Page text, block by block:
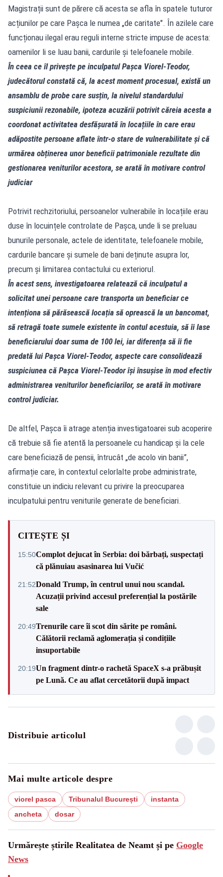
Magistrații sunt de părere că acesta se afla în spatele tuturor
acțiunilor pe care Pașca le numea „de caritate". În azilele care
funcționau ilegal erau reguli interne stricte impuse de acesta:
oamenilor li se luau banii, cardurile și telefoanele mobile.
În ceea ce îl privește pe inculpatul Pașca Viorel-Teodor,
judecătorul constată că, la acest moment procesual, există un
ansamblu de probe care susțin, la nivelul standardului
suspiciunii rezonabile, ipoteza acuzării potrivit căreia acesta a
coordonat activitatea desfășurată în locațiile în care erau
adăpostite persoane aflate într-o stare de vulnerabilitate și că
urmărea obținerea unor beneficii patrimoniale rezultate din
gestionarea veniturilor acestora, se arată în motivare control
judiciar
Potrivit rechzitoriului, persoanelor vulnerabile în locațiile erau
duse în locuințele controlate de Pașca, unde li se preluau
bunurile personale, actele de identitate, telefoanele mobile,
cardurile bancare și sumele de bani deținute asupra lor,
precum și limitarea contactului cu exteriorul.
În acest sens, investigatoarea relatează că inculpatul a
solicitat unei persoane care transporta un beneficiar ce
intenționa să părăsească locația să oprească la un bancomat,
să retragă toate sumele existente în contul acestuia, să îi lase
beneficiarului doar suma de 100 lei, iar diferența să îi fie
predată lui Pașca Viorel-Teodor, aspecte care consolidează
suspiciunea că Pașca Viorel-Teodor își însușise în mod efectiv
administrarea veniturilor beneficiarilor, se arată în motivare
control judiciar.
De altfel, Pașca îi atrage atenția investigatoarei sub acoperire
că trebuie să fie atentă la persoanele cu handicap și la cele
care beneficiază de pensii, întrucât „de acolo vin banii”,
afirmație care, în contextul celorlalte probe administrate,
constituie un indiciu relevant cu privire la preocuparea
inculpatului pentru veniturile generate de beneficiari.
CITEȘTE ȘI
15:50Complot dejucat în Serbia: doi bărbați, suspectați
că plănuiau asasinarea lui Vučić
21:52Donald Trump, în centrul unui nou scandal.
Acuzații privind accesul preferențial la postările
sale
20:49Trenurile care îi scot din sărite pe români.
Călătorii reclamă aglomerația și condițiile
insuportabile
20:19Un fragment dintr-o rachetă SpaceX s-a prăbușit
pe Lună. Ce au aflat cercetătorii după impact
Distribuie articolul
Mai multe articole despre
viorel pasca Tribunalul București
instanta
ancheta
dosar
Urmărește știrile Realitatea de Neamt și pe Google
News